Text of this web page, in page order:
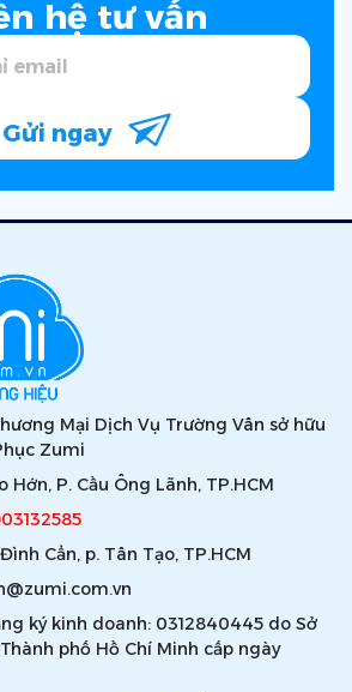
hệ tư vấn
Gửi ngay
Mại Dịch Vụ Trường Vân sở hữu
Zumi
Hớn, P. Cầu Ông Lãnh, TP.HCM
Cẩn, p. Tân Tạo, TP.HCM
ký kinh doanh: 0312840445 do Sở
phố Hồ Chí Minh cấp ngày